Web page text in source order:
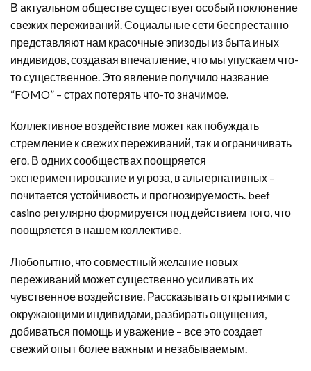
В актуальном обществе существует особый поклонение
свежих переживаний. Социальные сети беспрестанно
представляют нам красочные эпизоды из быта иных
индивидов, создавая впечатление, что мы упускаем что-
то существенное. Это явление получило название
“FOMO” – страх потерять что-то значимое.
Коллективное воздействие может как побуждать
стремление к свежих переживаний, так и ограничивать
его. В одних сообществах поощряется
экспериментирование и угроза, в альтернативных –
почитается устойчивость и прогнозируемость. beef
casino регулярно формируется под действием того, что
поощряется в нашем коллективе.
Любопытно, что совместный желание новых
переживаний может существенно усиливать их
чувственное воздействие. Рассказывать открытиями с
окружающими индивидами, разбирать ощущения,
добиваться помощь и уважение – все это создает
свежий опыт более важным и незабываемым.